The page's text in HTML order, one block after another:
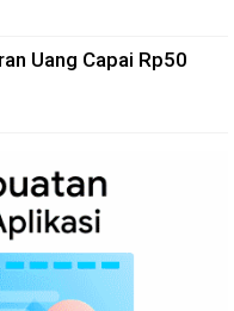
Uang Capai Rp50